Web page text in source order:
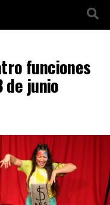
funciones
de junio